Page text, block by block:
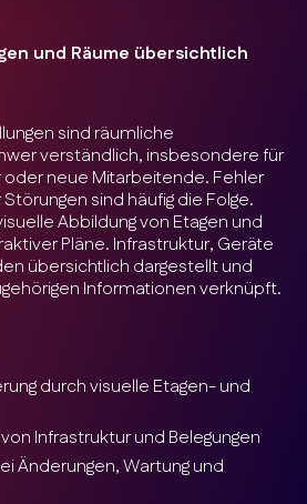
und Räume übersichtlich
sind räumliche
verständlich, insbesondere für
neue Mitarbeitende. Fehler
sind häufig die Folge.
Abbildung von Etagen und
Pläne. Infrastruktur, Geräte
übersichtlich dargestellt und
Informationen verknüpft.
durch visuelle Etagen- und
Infrastruktur und Belegungen
Änderungen, Wartung und